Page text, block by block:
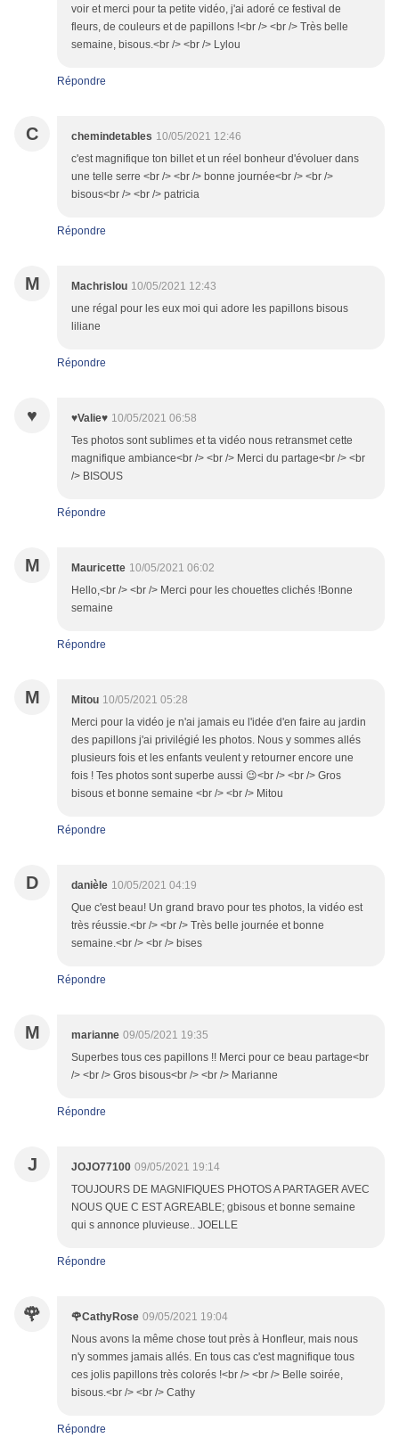
voir et merci pour ta petite vidéo, j'ai adoré ce festival de
fleurs, de couleurs et de papillons !<br /> <br /> Très belle
semaine, bisous.<br /> <br /> Lylou
Répondre
C chemindetables 10/05/2021 12:46
c'est magnifique ton billet et un réel bonheur d'évoluer dans
une telle serre <br /> <br /> bonne journée<br /> <br />
bisous<br /> <br /> patricia
Répondre
M Machrislou 10/05/2021 12:43
une régal pour les eux moi qui adore les papillons bisous
liliane
Répondre
♥ ♥Valie♥ 10/05/2021 06:58
Tes photos sont sublimes et ta vidéo nous retransmet cette
magnifique ambiance<br /> <br /> Merci du partage<br /> <br
/> BISOUS
Répondre
M Mauricette 10/05/2021 06:02
Hello,<br /> <br /> Merci pour les chouettes clichés !Bonne
semaine
Répondre
M Mitou 10/05/2021 05:28
Merci pour la vidéo je n'ai jamais eu l'idée d'en faire au jardin
des papillons j'ai privilégié les photos. Nous y sommes allés
plusieurs fois et les enfants veulent y retourner encore une
fois ! Tes photos sont superbe aussi 😉<br /> <br /> Gros
bisous et bonne semaine <br /> <br /> Mitou
Répondre
D danièle 10/05/2021 04:19
Que c'est beau! Un grand bravo pour tes photos, la vidéo est
très réussie.<br /> <br /> Très belle journée et bonne
semaine.<br /> <br /> bises
Répondre
M marianne 09/05/2021 19:35
Superbes tous ces papillons !! Merci pour ce beau partage<br
/> <br /> Gros bisous<br /> <br /> Marianne
Répondre
J JOJO77100 09/05/2021 19:14
TOUJOURS DE MAGNIFIQUES PHOTOS A PARTAGER AVEC
NOUS QUE C EST AGREABLE; gbisous et bonne semaine
qui s annonce pluvieuse.. JOELLE
Répondre
🌹 🌹CathyRose 09/05/2021 19:04
Nous avons la même chose tout près à Honfleur, mais nous
n'y sommes jamais allés. En tous cas c'est magnifique tous
ces jolis papillons très colorés !<br /> <br /> Belle soirée,
bisous.<br /> <br /> Cathy
Répondre